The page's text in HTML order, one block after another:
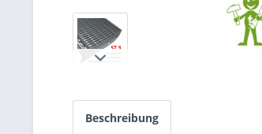
Beschreibung